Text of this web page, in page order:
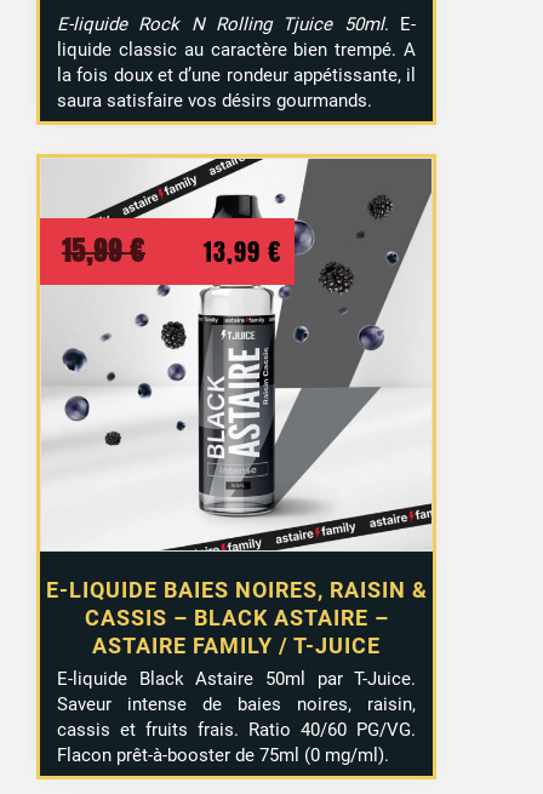
E-liquide Rock N Rolling Tjuice 50ml. E-
liquide classic au caractère bien trempé. A
la fois doux et d’une rondeur appétissante, il
saura satisfaire vos désirs gourmands.
E-LIQUIDE BAIES NOIRES, RAISIN &
CASSIS – BLACK ASTAIRE –
ASTAIRE FAMILY / T-JUICE
15,99€
Le
prix
initial
était :
15,99 €.
13,99 € Le
prix
actuel
est :
13,99 €.
E-liquide Black Astaire 50ml par T-Juice.
Saveur intense de baies noires, raisin,
cassis et fruits frais. Ratio 40/60 PG/VG.
Flacon prêt-à-booster de 75ml (0 mg/ml).